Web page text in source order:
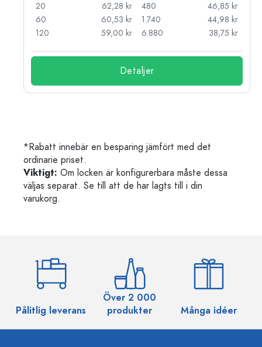
20
62,28 kr
60
60,53 kr
120
59,00 kr
480
46,85 kr
1.740
44,98 kr
6.880
38,75 kr
Detaljer
*Rabatt innebär en besparing jämfört med det
ordinarie priset.
Viktigt: Om locken är konfigurerbara måste dessa
väljas separat. Se till att de har lagts till i din
varukorg.
Pålitlig leverans
Över 2 000
produkter
Många idéer